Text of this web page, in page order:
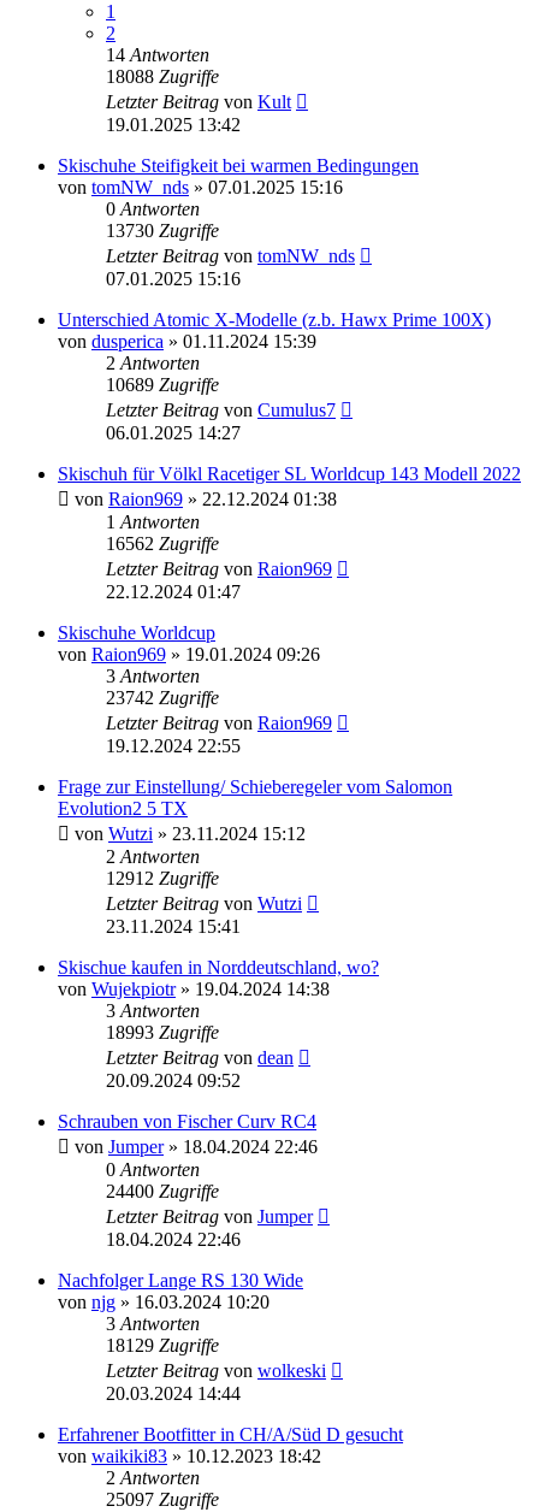
1
2
14 Antworten
18088 Zugriffe
Letzter Beitrag von Kult
19.01.2025 13:42
Skischuhe Steifigkeit bei warmen Bedingungen
von tomNW_nds » 07.01.2025 15:16
0 Antworten
13730 Zugriffe
Letzter Beitrag von tomNW_nds
07.01.2025 15:16
Unterschied Atomic X-Modelle (z.b. Hawx Prime 100X)
von dusperica » 01.11.2024 15:39
2 Antworten
10689 Zugriffe
Letzter Beitrag von Cumulus7
06.01.2025 14:27
Skischuh für Völkl Racetiger SL Worldcup 143 Modell 2022
von Raion969 » 22.12.2024 01:38
1 Antworten
16562 Zugriffe
Letzter Beitrag von Raion969
22.12.2024 01:47
Skischuhe Worldcup
von Raion969 » 19.01.2024 09:26
3 Antworten
23742 Zugriffe
Letzter Beitrag von Raion969
19.12.2024 22:55
Frage zur Einstellung/ Schieberegeler vom Salomon
Evolution2 5 TX
von Wutzi » 23.11.2024 15:12
2 Antworten
12912 Zugriffe
Letzter Beitrag von Wutzi
23.11.2024 15:41
Skischue kaufen in Norddeutschland, wo?
von Wujekpiotr» 19.04.2024 14:38
3 Antworten
18993 Zugriffe
Letzter Beitrag von dean
20.09.2024 09:52
Schrauben von Fischer Curv RC4
von Jumper» 18.04.2024 22:46
0 Antworten
24400 Zugriffe
Letzter Beitrag von Jumper
18.04.2024 22:46
Nachfolger Lange RS 130 Wide
von njg » 16.03.2024 10:20
3 Antworten
18129 Zugriffe
Letzter Beitrag von wolkeski
20.03.2024 14:44
Erfahrener Bootfitter in CH/A/Süd D gesucht
von waikiki83 » 10.12.2023 18:42
2 Antworten
25097 Zugriffe